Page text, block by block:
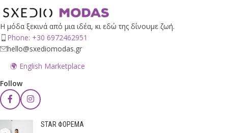
Η μόδα ξεκινά από μια ιδέα, κι εδώ της δίνουμε ζωή.
Phone: +30 6972462951
hello@sxediomodas.gr
🌍 English Marketplace
Follow
STAR ΦΟΡΕΜΑ